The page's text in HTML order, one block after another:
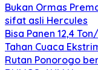
Bukan Ormas
sifat asli Hercules
Bisa Panen 12,4
Tahan Cuaca
Rutan Ponorogo